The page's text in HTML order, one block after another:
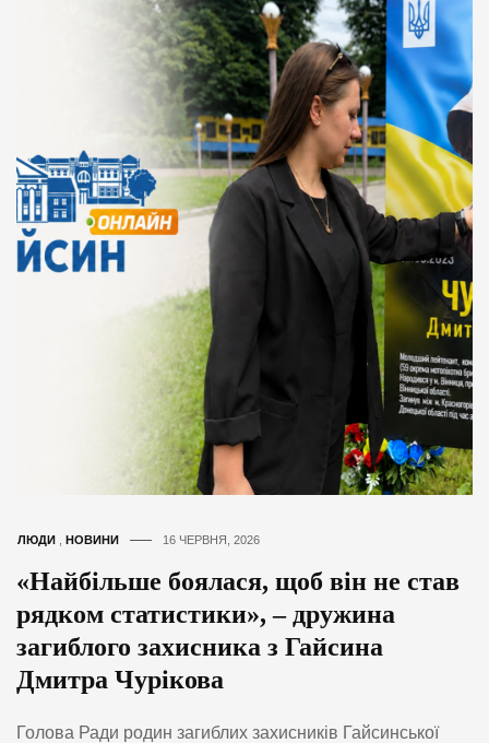
ЛЮДИ НОВИНИ 16 ЧЕРВНЯ, 2026
«Найбільше боялася, щоб він не став
рядком статистики», – дружина
загиблого захисника з Гайсина
Дмитра Чурікова
Голова Ради родин загиблих захисників Гайсинської